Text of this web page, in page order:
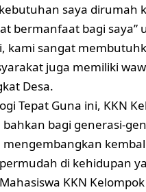
saya dirumah
bermanfaat bagi saya”
kami sangat
juga memiliki
Desa.
Tepat Guna ini, KKN
bagi generasi-
di kehidupan
KKN